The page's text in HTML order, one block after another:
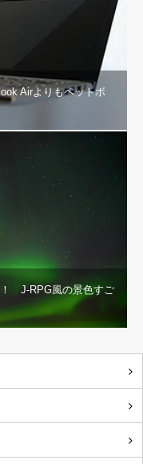
Airよりもペットボ
！ J-RPG風の景色すご